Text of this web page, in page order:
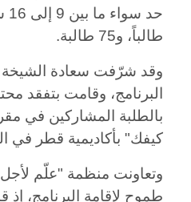
طالباً، و75 طالبة.
وقد شرّفت سعادة الشيخة
البرنامج، وقامت بتفقد
بالطلبة المشاركين في
كيفك" بأكاديمية قطر في
وتعاونت منظمة "علّم
طموح لإقامة البرنامج، إذ